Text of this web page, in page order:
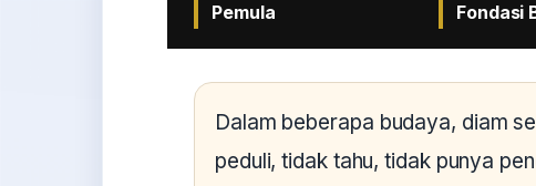
Pemula Fondasi
Dalam beberapa budaya, diam
peduli, tidak tahu, tidak punya